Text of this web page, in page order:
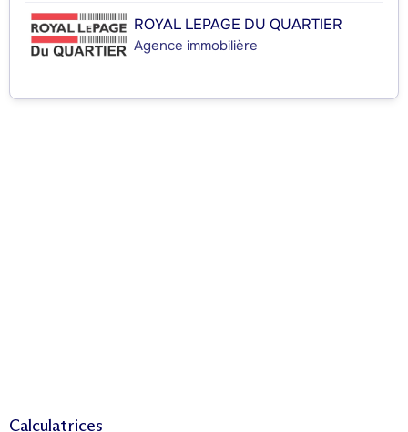
ROYAL LEPAGE DU QUARTIER
Agence immobilière
Calculatrices